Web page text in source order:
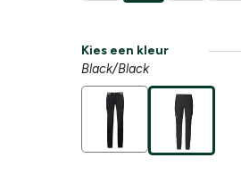
Kies een kleur
Black/Black